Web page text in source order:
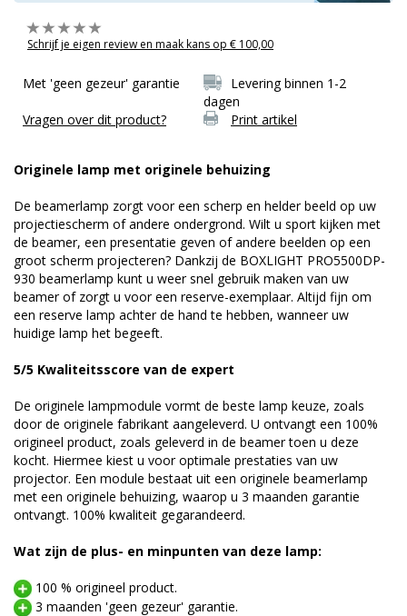
Schrijf je eigen review en maak kans op € 100,00
Met 'geen gezeur' garantie
Levering binnen 1-2
dagen
Vragen over dit product?
Print artikel
Originele lamp met originele behuizing
De beamerlamp zorgt voor een scherp en helder beeld op uw
projectiescherm of andere ondergrond. Wilt u sport kijken met
de beamer, een presentatie geven of andere beelden op een
groot scherm projecteren? Dankzij de BOXLIGHT PRO5500DP-
930 beamerlamp kunt u weer snel gebruik maken van uw
beamer of zorgt u voor een reserve-exemplaar. Altijd fijn om
een reserve lamp achter de hand te hebben, wanneer uw
huidige lamp het begeeft.
5/5 Kwaliteitsscore van de expert
De originele lampmodule vormt de beste lamp keuze, zoals
door de originele fabrikant aangeleverd. U ontvangt een 100%
origineel product, zoals geleverd in de beamer toen u deze
kocht. Hiermee kiest u voor optimale prestaties van uw
projector. Een module bestaat uit een originele beamerlamp
met een originele behuizing, waarop u 3 maanden garantie
ontvangt. 100% kwaliteit gegarandeerd.
Wat zijn de plus- en minpunten van deze lamp:
100 % origineel product.
3 maanden 'geen gezeur' garantie.